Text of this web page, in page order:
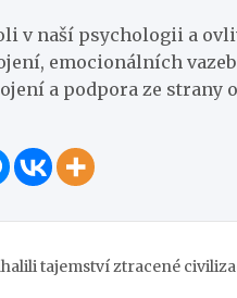
v naší psychologii a
emocionálních
a podpora ze strany
tajemství ztracené